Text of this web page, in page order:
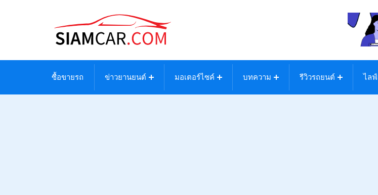
ซื้อขายรถ ข่าวยานยนต์ มอเตอร์ไซค์ บทความ รีวิวรถยนต์ ไล